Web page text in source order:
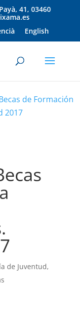
41, 03460
English
de Formación
2017
de Juventud,